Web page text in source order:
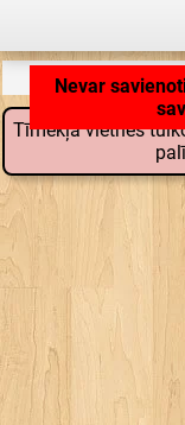
Tīmekļa vietnes